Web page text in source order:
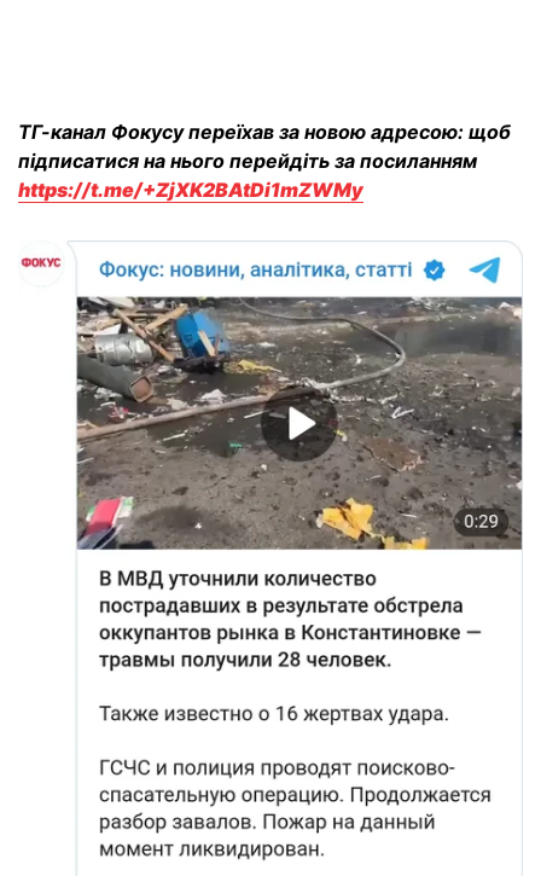
ТГ-канал Фокусу переїхав за новою адресою: щоб
підписатися на нього перейдіть за посиланням
https://t.me/+ZjXK2BAtDi1mZWMy